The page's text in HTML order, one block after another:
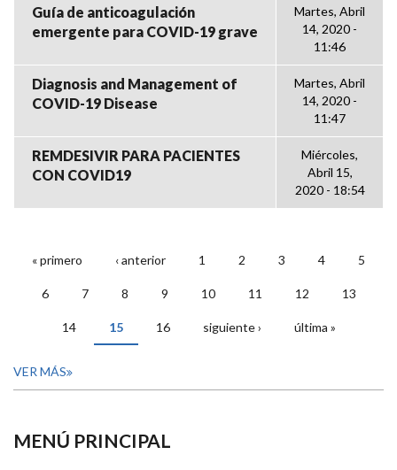
Guía de anticoagulación
emergente para COVID-19 grave
Martes, Abril
14, 2020 -
11:46
Diagnosis and Management of
COVID-19 Disease
Martes, Abril
14, 2020 -
11:47
REMDESIVIR PARA PACIENTES
CON COVID19
Miércoles,
Abril 15,
2020 - 18:54
PÁGINAS
« primero ‹ anterior 1 2 3 4 5
6 7 8 9 10 11 12 13
14 15 16 siguiente › última »
VER MÁS
MENÚ PRINCIPAL